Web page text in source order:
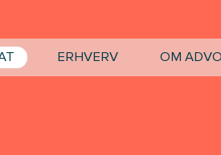
ERHVERV OM